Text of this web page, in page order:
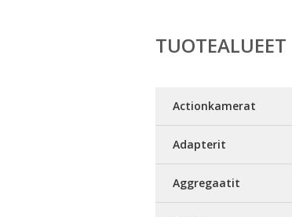
TUOTEALUEET
Actionkamerat
Adapterit
Aggregaatit